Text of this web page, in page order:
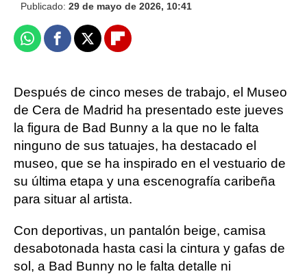
Publicado: 29 de mayo de 2026, 10:41
WhatsappFacebook
X Flipboard
Después de cinco meses de trabajo, el Museo
de Cera de Madrid ha presentado este jueves
la figura de Bad Bunny a la que no le falta
ninguno de sus tatuajes, ha destacado el
museo, que se ha inspirado en el vestuario de
su última etapa y una escenografía caribeña
para situar al artista.
Con deportivas, un pantalón beige, camisa
desabotonada hasta casi la cintura y gafas de
sol, a Bad Bunny no le falta detalle ni